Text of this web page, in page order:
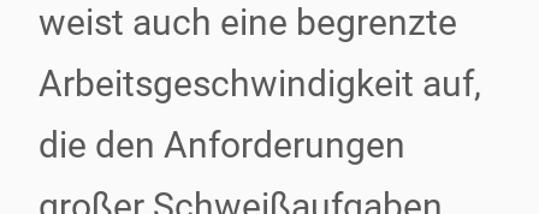
weist auch eine begrenzte
Arbeitsgeschwindigkeit auf,
die den Anforderungen